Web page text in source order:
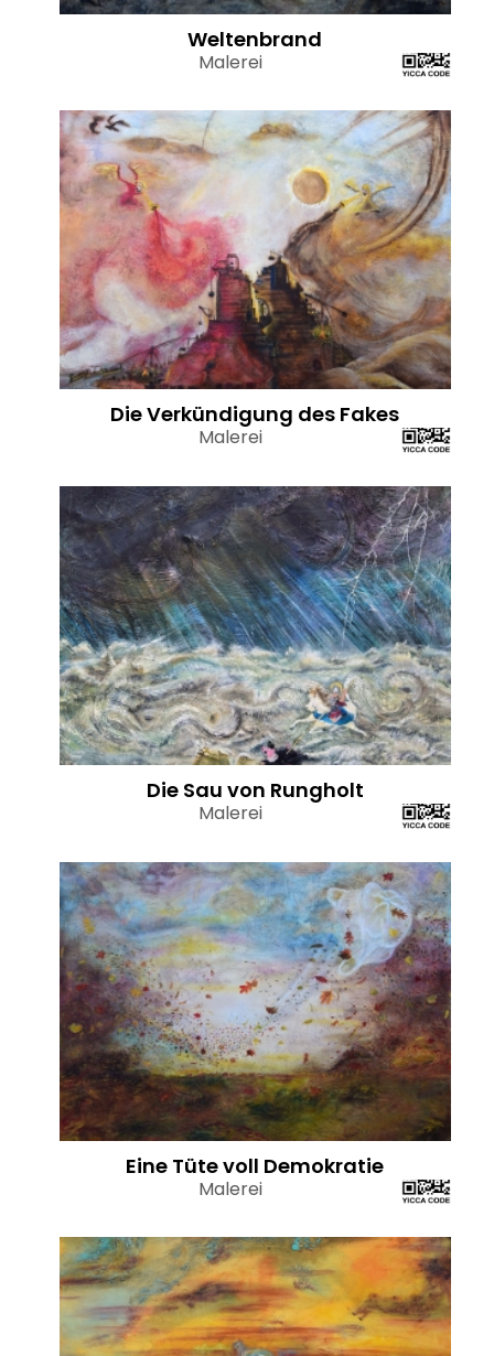
Weltenbrand
Malerei
Die Verkündigung des Fakes
Malerei
Die Sau von Rungholt
Malerei
Eine Tüte voll Demokratie
Malerei